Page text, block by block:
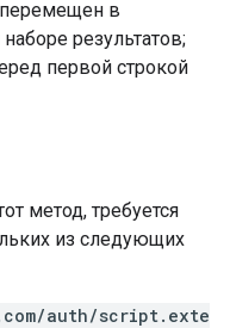
перемещен в
результатов;
первой строкой
метод, требуется
из следующих
auth/script.exte